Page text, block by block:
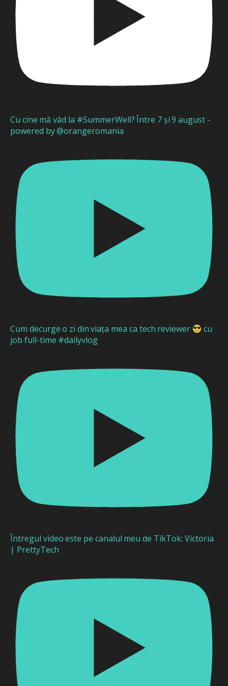
Cu cine mă văd la #SummerWell? Între 7 și 9 august -
powered by @orangeromania
Cum decurge o zi din viața mea ca tech reviewer
cu
job full-time #dailyvlog
Întregul video este pe canalul meu de TikTok: Victoria
| PrettyTech